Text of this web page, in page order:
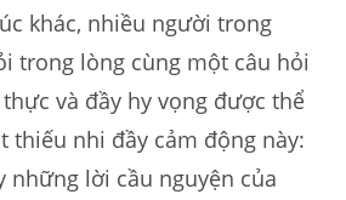
khác, nhiều người trong
trong lòng cùng một câu hỏi
và đầy hy vọng được thể
thiếu nhi đầy cảm động này:
những lời cầu nguyện của